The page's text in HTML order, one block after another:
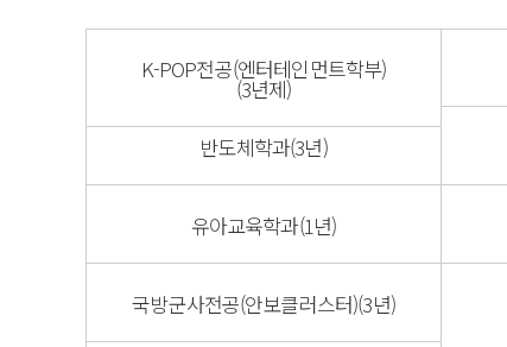
K-POP전공(엔터테인먼트학부)
(3년제)
반도체학과(3년)
유아교육학과(1년)
국방군사전공(안보클러스터)(3년)